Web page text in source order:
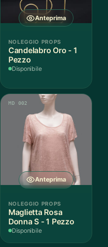
Anteprima
NOLEGGIO PROPS
Candelabro Oro - 1
Pezzo
Disponibile
Anteprima
MD 002
NOLEGGIO PROPS
Maglietta Rosa
Donna S - 1 Pezzo
Disponibile